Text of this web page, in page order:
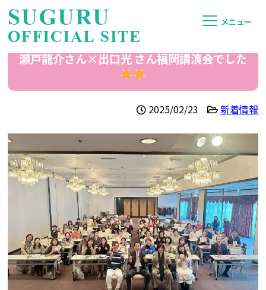
メニュー
瀬戸龍介さん×出口光 さん福岡講演会でした
2025/02/23 新着情報